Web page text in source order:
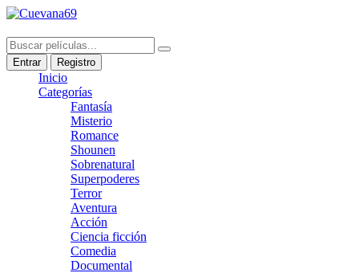
Entrar Registro
Inicio
Categorías
Fantasía
Misterio
Romance
Shounen
Sobrenatural
Superpoderes
Terror
Aventura
Acción
Ciencia ficción
Comedia
Documental